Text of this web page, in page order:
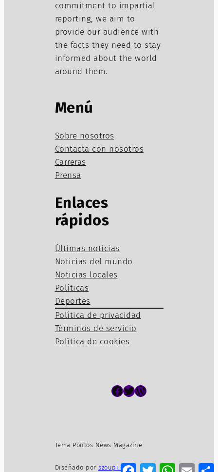
commitment to impartial
reporting, we aim to
provide our audience with
the facts they need to stay
informed about the world
around them.
Menú
Sobre nosotros
Contacta con nosotros
Carreras
Prensa
Enlaces
rápidos
Últimas noticias
Noticias del mundo
Noticias locales
Políticas
Deportes
Política de privacidad
Términos de servicio
Política de cookies
Facebook Twitter WordPress
Tema Pontos News Magazine
Diseñado por szoupi.com Facebook
TwitterWhatsApp
Email